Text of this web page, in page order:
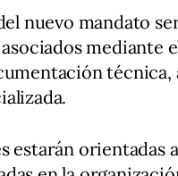
nuevo mandato
mediante
técnica,
estarán